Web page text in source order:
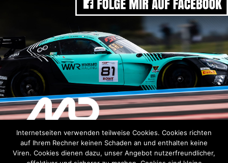
IMPRESSUM
DATENSCHUTZERKLÄRUNG
DISCLAIMER
Verantwortlich für den Inhalt sieheImpressum
Internetseiten verwenden teilweise Cookies. Cookies richten
auf Ihrem Rechner keinen Schaden an und enthalten keine
Viren. Cookies dienen dazu, unser Angebot nutzerfreundlicher,